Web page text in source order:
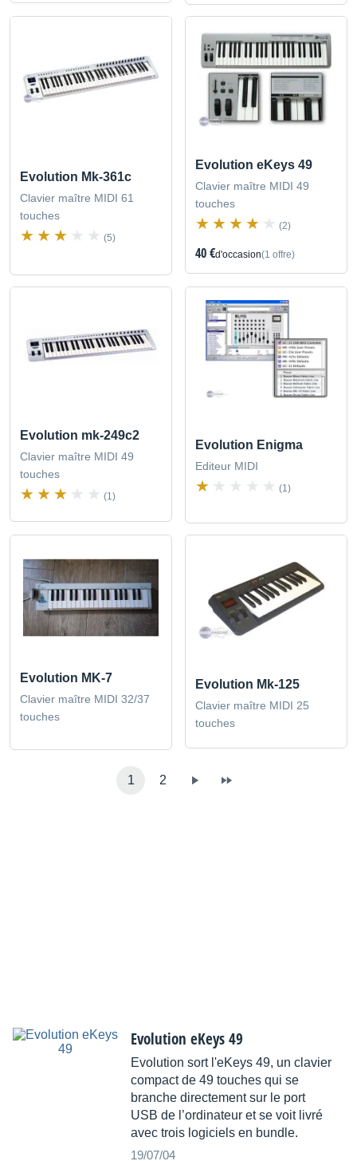
Evolution Mk-361c
Clavier maître MIDI 61
touches
(5)
Evolution eKeys 49
Clavier maître MIDI 49
touches
(2)
40 €d'occasion(1 offre)
Evolution mk-249c2
Clavier maître MIDI 49
touches
(1)
Evolution Enigma
Editeur MIDI
(1)
Evolution MK-7
Clavier maître MIDI 32/37
touches
Evolution Mk-125
Clavier maître MIDI 25
touches
1 2
Evolution eKeys 49
Evolution sort l'eKeys 49, un clavier
compact de 49 touches qui se
branche directement sur le port
USB de l’ordinateur et se voit livré
avec trois logiciels en bundle.
19/07/04